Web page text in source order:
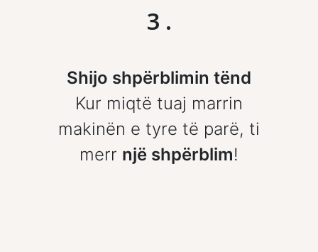
3 .
Shijo shpërblimin tënd
Kur miqtë tuaj marrin
makinën e tyre të parë, ti
merr një shpërblim!